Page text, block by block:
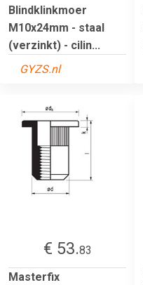
Blindklinkmoer
M10x24mm - staal
(verzinkt) - cilin...
GYZS.nl
€ 53.83
Masterfix